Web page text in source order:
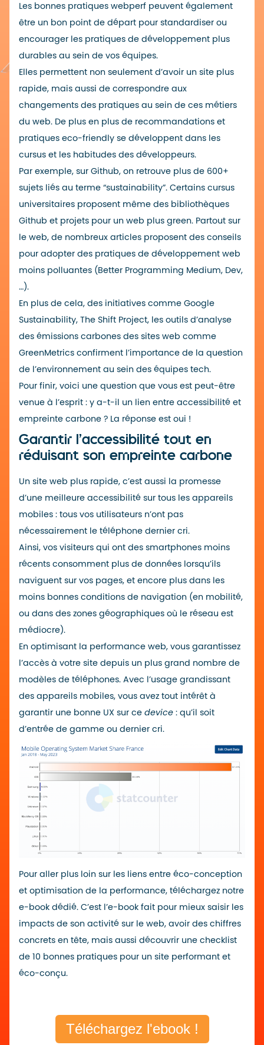
Les bonnes pratiques webperf peuvent également
être un bon point de départ pour standardiser ou
encourager les pratiques de développement plus
durables au sein de vos équipes.
Elles permettent non seulement d’avoir un site plus
rapide, mais aussi de correspondre aux
changements des pratiques au sein de ces métiers
du web. De plus en plus de recommandations et
pratiques eco-friendly se développent dans les
cursus et les habitudes des développeurs.
Par exemple, sur Github, on retrouve plus de 600+
sujets liés au terme “sustainability”. Certains cursus
universitaires proposent même des bibliothèques
Github et projets pour un web plus green. Partout sur
le web, de nombreux articles proposent des conseils
pour adopter des pratiques de développement web
moins polluantes (Better Programming Medium, Dev,
…).
En plus de cela, des initiatives comme Google
Sustainability, The Shift Project, les outils d’analyse
des émissions carbones des sites web comme
GreenMetrics confirment l’importance de la question
de l’environnement au sein des équipes tech.
Pour finir, voici une question que vous est peut-être
venue à l’esprit : y a-t-il un lien entre accessibilité et
empreinte carbone ? La réponse est oui !
Garantir l’accessibilité tout en
réduisant son empreinte carbone
Un site web plus rapide, c’est aussi la promesse
d’une meilleure accessibilité sur tous les appareils
mobiles : tous vos utilisateurs n’ont pas
nécessairement le téléphone dernier cri.
Ainsi, vos visiteurs qui ont des smartphones moins
récents consomment plus de données lorsqu’ils
naviguent sur vos pages, et encore plus dans les
moins bonnes conditions de navigation (en mobilité,
ou dans des zones géographiques où le réseau est
médiocre).
En optimisant la performance web, vous garantissez
l’accès à votre site depuis un plus grand nombre de
modèles de téléphones. Avec l’usage grandissant
des appareils mobiles, vous avez tout intérêt à
garantir une bonne UX sur ce device : qu’il soit
d’entrée de gamme ou dernier cri.
Pour aller plus loin sur les liens entre éco-conception
et optimisation de la performance, téléchargez notre
e-book dédié. C’est l’e-book fait pour mieux saisir les
impacts de son activité sur le web, avoir des chiffres
concrets en tête, mais aussi découvrir une checklist
de 10 bonnes pratiques pour un site performant et
éco-conçu.
Téléchargez l'ebook !